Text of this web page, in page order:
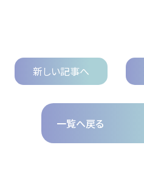
新しい記事へ
一覧へ戻る